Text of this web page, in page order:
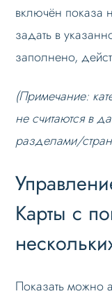
включён показа
задать в
заполнено,
(Примечание:
не считаются в
разделами/
Карты с
Показать можно